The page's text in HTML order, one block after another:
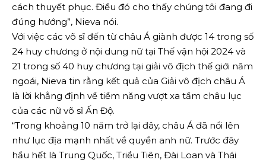
cách thuyết phục. Điều đó cho thấy chúng tôi đang đi
đúng hướng”, Nieva nói.
Với việc các võ sĩ đến từ châu Á giành được 14 trong số
24 huy chương ở nội dung nữ tại Thế vận hội 2024 và
21 trong số 40 huy chương tại giải vô địch thế giới năm
ngoái, Nieva tin rằng kết quả của Giải vô địch châu Á
là lời khẳng định về tiềm năng vượt xa tầm châu lục
của các nữ võ sĩ Ấn Độ.
“Trong khoảng 10 năm trở lại đây, châu Á đã nổi lên
như lục địa mạnh nhất về quyền anh nữ. Trước đây
hầu hết là Trung Quốc, Triều Tiên, Đài Loan và Thái